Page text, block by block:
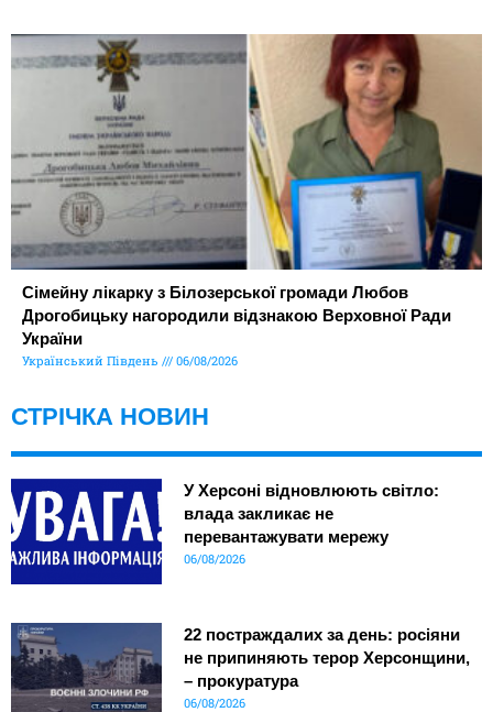
Сімейну лікарку з Білозерської громади Любов
Дрогобицьку нагородили відзнакою Верховної Ради
України
Український Південь 06/08/2026
СТРІЧКА НОВИН
У Херсоні відновлюють світло:
влада закликає не
перевантажувати мережу
06/08/2026
22 постраждалих за день: росіяни
не припиняють терор Херсонщини,
– прокуратура
06/08/2026